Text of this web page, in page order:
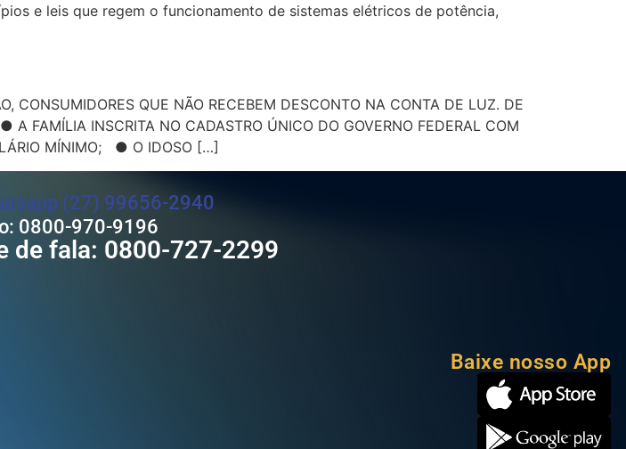
e leis que regem o funcionamento de sistemas elétricos de potência,
CONSUMIDORES QUE NÃO RECEBEM DESCONTO NA CONTA DE LUZ. DE
A FAMÍLIA INSCRITA NO CADASTRO ÚNICO DO GOVERNO FEDERAL COM
MÍNIMO; ● O IDOSO […]
(27) 99656-2940
0800-970-9196
de fala: 0800-727-2299
Baixe nosso App